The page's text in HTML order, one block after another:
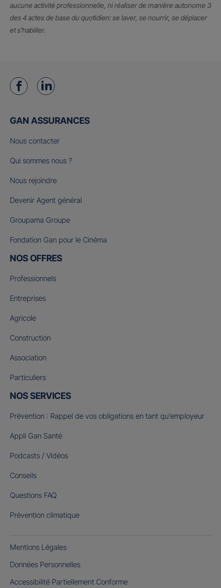
aucune activité professionnelle, ni réaliser de manière autonome 3
des 4 actes de base du quotidien: se laver, se nourrir, se déplacer
et s’habiller.
GAN ASSURANCES
Nous contacter
Qui sommes nous ?
Nous rejoindre
Devenir Agent général
Groupama Groupe
Fondation Gan pour le Cinéma
NOS OFFRES
Professionnels
Entreprises
Agricole
Construction
Association
Particuliers
NOS SERVICES
Prévention : Rappel de vos obligations en tant qu’employeur
Appli Gan Santé
Podcasts / Vidéos
Conseils
Questions FAQ
Prévention climatique
Mentions Légales
Données Personnelles
Accessibilité Partiellement Conforme